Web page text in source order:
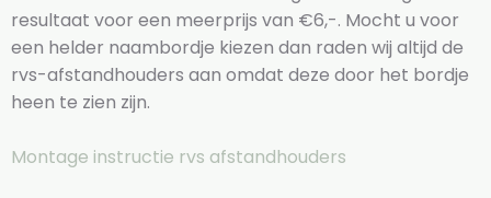
resultaat voor een meerprijs van €6,-. Mocht u voor
een helder naambordje kiezen dan raden wij altijd de
rvs-afstandhouders aan omdat deze door het bordje
heen te zien zijn.
Montage instructie rvs afstandhouders